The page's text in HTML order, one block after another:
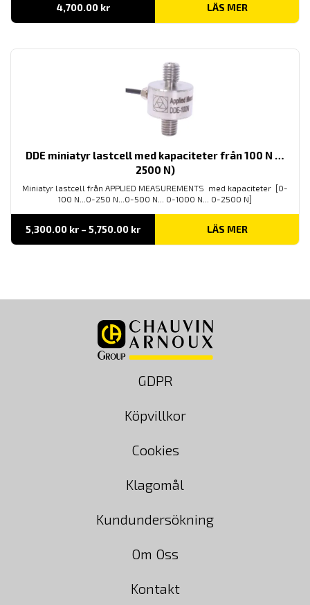
4,700.00 kr LÄS MER
DDE miniatyr lastcell med kapaciteter från 100 N …
2500 N)
Miniatyr lastcell från APPLIED MEASUREMENTS med kapaciteter [0-
100 N...0-250 N...0-500 N... 0-1000 N... 0-2500 N]
5,300.00 kr – 5,750.00 krPrisintervall:
till
LÄS MER
GDPR
Köpvillkor
Cookies
Klagomål
Kundundersökning
Om Oss
Kontakt